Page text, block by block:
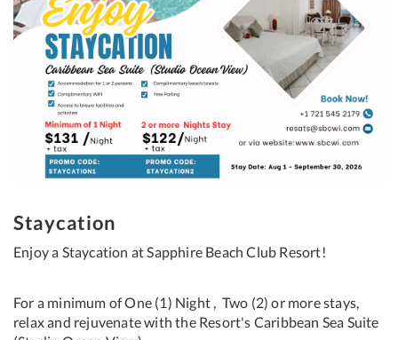
Staycation
Enjoy a Staycation at Sapphire Beach Club Resort!
For a minimum of One (1) Night , Two (2) or more stays,
relax and rejuvenate with the Resort's Caribbean Sea Suite